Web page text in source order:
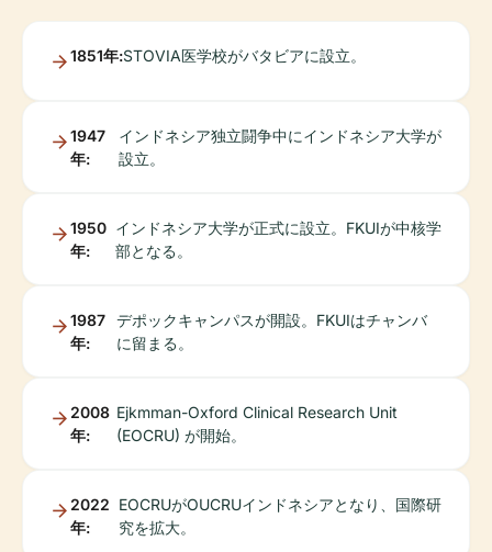
1851年:STOVIA医学校がバタビアに設立。
1947
年:
インドネシア独立闘争中にインドネシア大学が
設立。
1950
年:
インドネシア大学が正式に設立。FKUIが中核学
部となる。
1987
年:
デポックキャンパスが開設。FKUIはチャンバ
に留まる。
2008
年:
Ejkmman-Oxford Clinical Research Unit
(EOCRU) が開始。
2022
年:
EOCRUがOUCRUインドネシアとなり、国際研
究を拡大。